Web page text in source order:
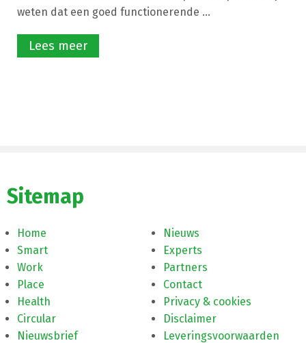
weten dat een goed functionerende ...
Lees meer
Sitemap
Home
Smart
Work
Place
Health
Circular
Nieuwsbrief
Nieuws
Experts
Partners
Contact
Privacy & cookies
Disclaimer
Leveringsvoorwaarden